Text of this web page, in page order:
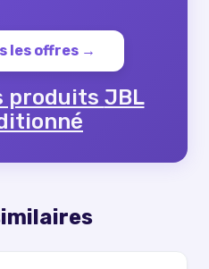
les offres →
produits JBL